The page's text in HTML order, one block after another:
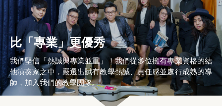
比「專業」更優秀
我們堅信「熱誠與專業並重」！我們從多位擁有專業資格的結
他演奏家之中，嚴選出賦有教學熱誠、責任感並處行成熟的導
師，加入我們的教學團隊。